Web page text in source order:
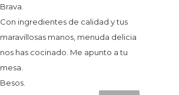
Brava.
Con ingredientes de calidad y tus
maravillosas manos, menuda delicia
nos has cocinado. Me apunto a tu
mesa.
Besos.